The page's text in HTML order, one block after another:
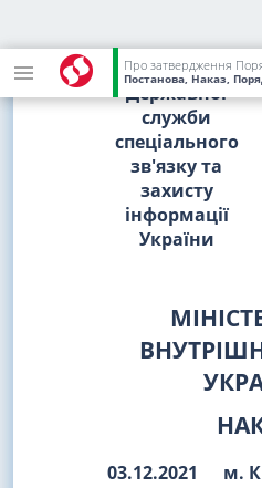
Постанова, Наказ,
Голова
Державної
служби
спеціального
зв'язку та
захисту
інформації
України
03.12.2021 м.